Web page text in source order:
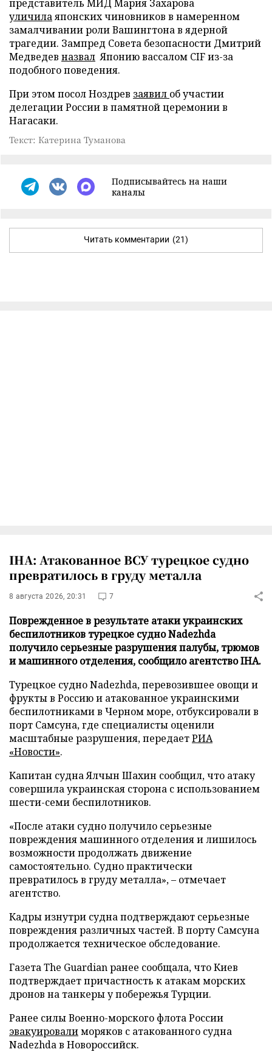
представитель МИД Мария Захарова
уличилаяпонских чиновников в намеренном
замалчивании роли Вашингтона в ядерной
трагедии. Зампред Совета безопасности Дмитрий
Медведев назвал Японию вассалом CIF из-за
подобного поведения.
При этом посол Ноздрев заявил об участии
делегации России в памятной церемонии в
Нагасаки.
Текст: Катерина Туманова
Подписывайтесь на наши
каналы
Читать комментарии (21)
IHA: Атакованное ВСУ турецкое судно
превратилось в груду металла
8 августа 2026, 20:31 7
Поврежденное в результате атаки украинских
беспилотников турецкое судно Nadezhda
получило серьезные разрушения палубы, трюмов
и машинного отделения, сообщило агентство IHA.
Турецкое судно Nadezhda, перевозившее овощи и
фрукты в Россию и атакованное украинскими
беспилотниками в Черном море, отбуксировали в
порт Самсуна, где специалисты оценили
масштабные разрушения, передаетРИА
«Новости».
Капитан судна Ялчын Шахин сообщил, что атаку
совершила украинская сторона с использованием
шести-семи беспилотников.
«После атаки судно получило серьезные
повреждения машинного отделения и лишилось
возможности продолжать движение
самостоятельно. Судно практически
превратилось в груду металла», – отмечает
агентство.
Кадры изнутри судна подтверждают серьезные
повреждения различных частей. В порту Самсуна
продолжается техническое обследование.
Газета The Guardian ранее сообщала, что Киев
подтверждает причастность к атакам морских
дронов на танкеры у побережья Турции.
Ранее силы Военно-морского флота России
эвакуировалиморяков с атакованного судна
Nadezhda в Новороссийск.